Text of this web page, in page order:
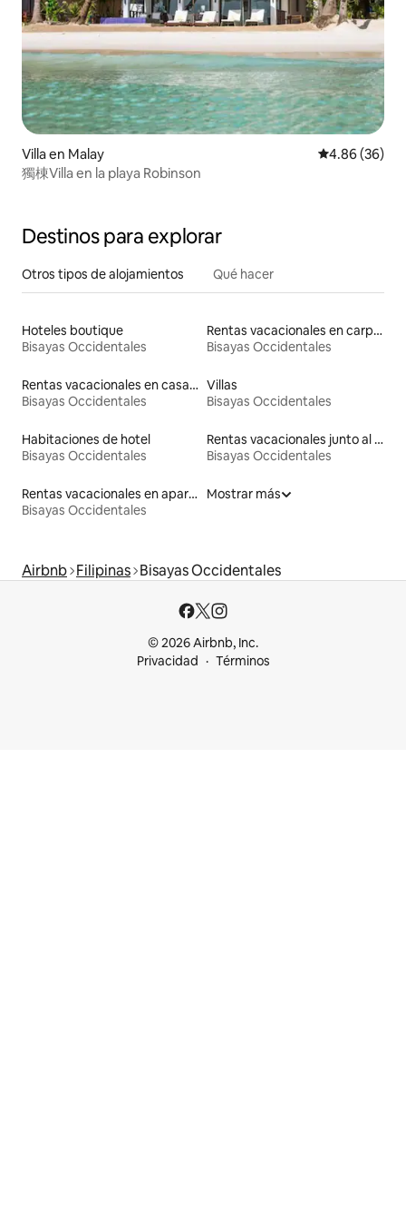
Villa en Malay Calificación
4.86 (36)
獨棟Villa en la playa Robinson
Destinos para explorar
Otros tipos de alojamientos Qué hacer
Hoteles boutique
Bisayas Occidentales
Rentas vacacionales en carpas
Bisayas Occidentales
Rentas vacacionales en casas adosadas
Bisayas Occidentales
Villas
Bisayas Occidentales
Habitaciones de hotel
Bisayas Occidentales
Rentas vacacionales junto al agua
Bisayas Occidentales
Rentas vacacionales en apartoteles
Bisayas Occidentales
Mostrar más
Airbnb Filipinas Bisayas Occidentales
© 2026 Airbnb, Inc.
Privacidad
Términos